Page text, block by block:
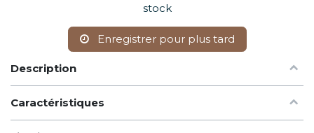
stock
Enregistrer pour plus tard
Description
Caractéristiques